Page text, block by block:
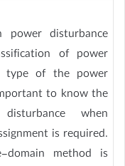
disturbance
of power
type of the power
to know the
when
is required.
method is